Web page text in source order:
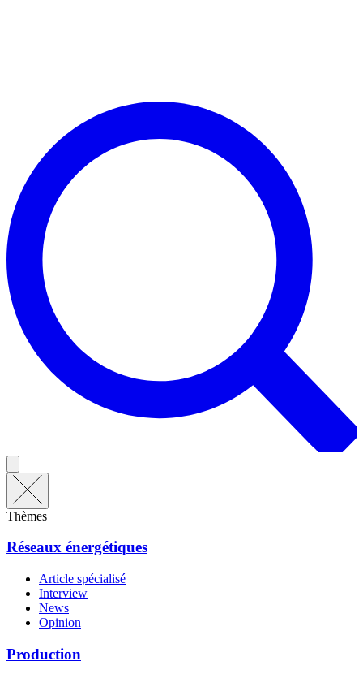
Thèmes
Réseaux énergétiques
Article spécialisé
Interview
News
Opinion
Production